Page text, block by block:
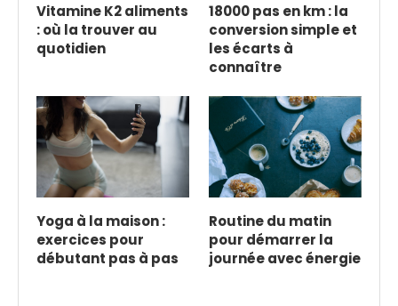
Vitamine K2 aliments
: où la trouver au
quotidien
18000 pas en km : la
conversion simple et
les écarts à
connaître
Yoga à la maison :
exercices pour
débutant pas à pas
Routine du matin
pour démarrer la
journée avec énergie